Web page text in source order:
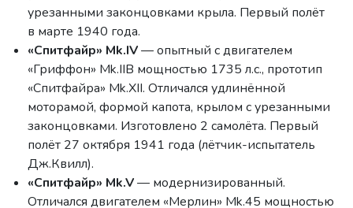
урезанными законцовками крыла. Первый полёт
в марте 1940 года.
«Спитфайр» Mk.IV— опытный с двигателем
«Гриффон» Mk.IIB мощностью 1735 л.с., прототип
«Спитфайра» Mk.XII. Отличался удлинённой
моторамой, формой капота, крылом с урезанными
законцовками. Изготовлено 2 самолёта. Первый
полёт 27 октября 1941 года (лётчик-испытатель
Дж.Квилл).
«Спитфайр» Mk.V— модернизированный.
Отличался двигателем «Мерлин» Mk.45 мощностью